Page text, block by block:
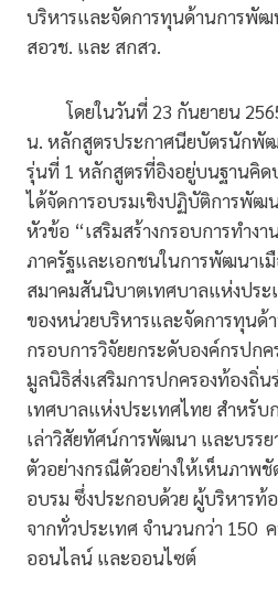
บริหารและจัดการทุนด้านการพั
สอวช. และ สกสว.
โดยในวันที่ 23 กันยายน 2565
น. หลักสูตรประกาศนียบัตรนักพั
รุ่นที่ 1 หลักสูตรที่อิงอยู่บนฐานคิ
ได้จัดการอบรมเชิงปฏิบัติการพัฒน
หัวข้อ “เสริมสร้างกรอบการทำง
ภาครัฐและเอกชนในการพัฒนาเ
สมาคมสันนิบาตเทศบาลแห่งประ
ของหน่วยบริหารและจัดการทุน
กรอบการวิจัยยกระดับองค์กรปก
มูลนิธิส่งเสริมการปกครองท้องถิ่
เทศบาลแห่งประเทศไทย สำหรับ
เล่าวิสัยทัศน์การพัฒนา และบรร
ตัวอย่างกรณีตัวอย่างให้เห็นภาพ
อบรม ซึ่งประกอบด้วย ผู้บริหาร
จากทั่วประเทศ จำนวนกว่า 150
ออนไลน์ และออนไซต์